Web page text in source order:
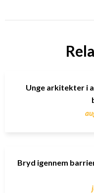
Unge arkitekter i
Bryd igennem